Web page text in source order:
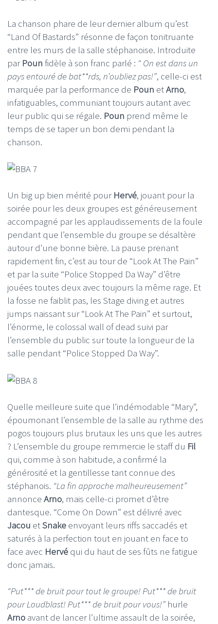
La chanson phare de leur dernier album qu’est
“Land Of Bastards” résonne de façon tonitruante
entre les murs de la salle stéphanoise. Introduite
par Poun fidèle à son franc parlé : “ On est dans un
pays entouré de bat**rds, n’oubliez pas!”, celle-ci est
marquée par la performance de Poun etArno,
infatiguables, communiant toujours autant avec
leur public qui se régale. Poun prend même le
temps de se taper un bon demi pendant la
chanson.
Un big up bien mérité pour Hervé, jouant pour la
soirée pour les deux groupes est généreusement
accompagné par les applaudissements de la foule
pendant que l’ensemble du groupe se désaltère
autour d’une bonne bière. La pause prenant
rapidement fin, c’est au tour de “Look At The Pain”
et par la suite “Police Stopped Da Way” d’être
jouées toutes deux avec toujours la même rage. Et
la fosse ne faiblit pas, les Stage diving et autres
jumps naissant sur “Look At The Pain” et surtout,
l’énorme, le colossal wall of dead suivi par
l’ensemble du public sur toute la longueur de la
salle pendant “Police Stopped Da Way”.
Quelle meilleure suite que l’indémodable “Mary”,
époumonant l’ensemble de la salle au rythme des
pogos toujours plus brutaux les uns que les autres
? L’ensemble du groupe remmercie le staff du Fil
qui, comme à son habitude, a confirmé la
générosité et la gentillesse tant connue des
stéphanois. “La fin approche malheureusement”
annonce Arno, mais celle-ci promet d’être
dantesque. “Come On Down” est délivré avec
Jacou etSnake envoyant leurs riffs saccadés et
saturés à la perfection tout en jouant en face to
face avec Hervé qui du haut de ses fûts ne fatigue
donc jamais.
“Put*** de bruit pour tout le groupe! Put*** de bruit
pour Loudblast! Put*** de bruit pour vous!” hurle
Arno avant de lancer l’ultime assault de la soirée,